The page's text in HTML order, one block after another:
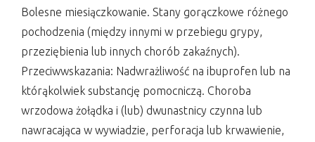
Bolesne miesiączkowanie. Stany gorączkowe różnego
pochodzenia (między innymi w przebiegu grypy,
przeziębienia lub innych chorób zakaźnych).
Przeciwwskazania: Nadwrażliwość na ibuprofen lub na
którąkolwiek substancję pomocniczą. Choroba
wrzodowa żołądka i (lub) dwunastnicy czynna lub
nawracająca w wywiadzie, perforacja lub krwawienie,